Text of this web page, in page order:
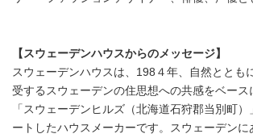
【スウェーデンハウスからのメッセージ】
スウェーデンハウスは、198４年、自然ととも
受するスウェーデンの住思想への共感をベース
「スウェーデンヒルズ（北海道石狩郡当別町
ートしたハウスメーカーです。スウェーデンに